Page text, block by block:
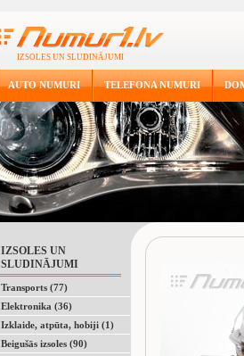
IZSOLES UN SLUDINĀJUMI
AUTO NUMURI TELEFONA NUMURI
IZSOLES UN
SLUDINĀJUMI
Transports (77)
Elektronika (36)
Izklaide, atpūta, hobiji (1)
Beigušās izsoles (90)